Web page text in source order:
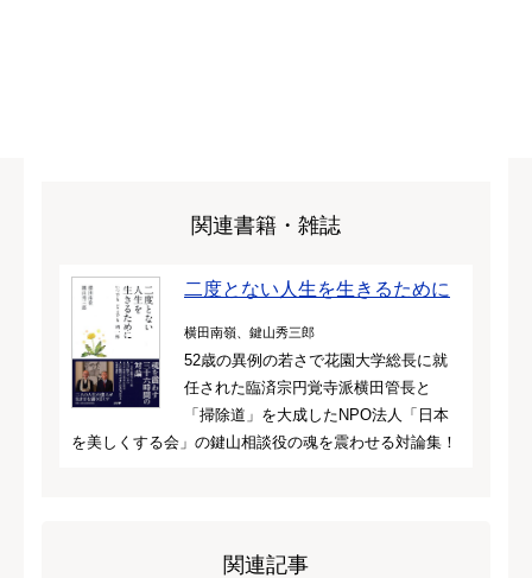
関連書籍・雑誌
二度とない人生を生きるために
横田南嶺、鍵山秀三郎
52歳の異例の若さで花園大学総長に就
任された臨済宗円覚寺派横田管長と
「掃除道」を大成したNPO法人「日本
を美しくする会」の鍵山相談役の魂を震わせる対論集！
関連記事